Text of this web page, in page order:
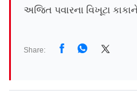
અજિત પવારના વિખૂટા
Share: